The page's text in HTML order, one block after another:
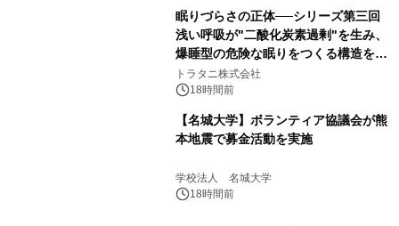
眠りづらさの正体──シリーズ第三回
浅い呼吸が"二酸化炭素過剰"を生み、
爆睡型の危険な眠りをつくる構造を解
説
トラタニ株式会社
18時間前
【名城大学】ボランティア協議会が熊
本地震で募金活動を実施
学校法人 名城大学
18時間前